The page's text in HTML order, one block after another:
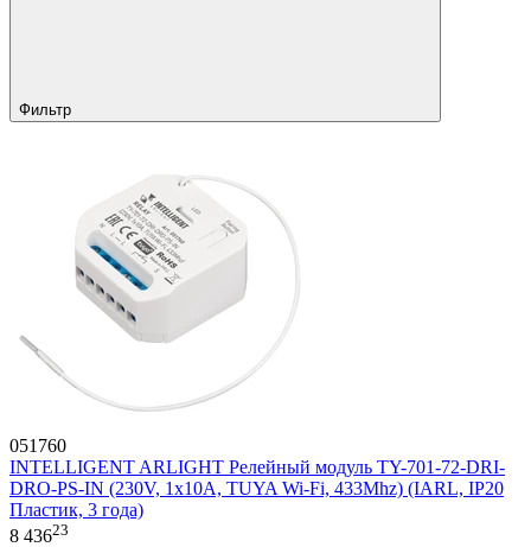
Фильтр
051760
INTELLIGENT ARLIGHT Релейный модуль TY-701-72-DRI-
DRO-PS-IN (230V, 1x10A, TUYA Wi-Fi, 433Mhz) (IARL, IP20
Пластик, 3 года)
8 43623